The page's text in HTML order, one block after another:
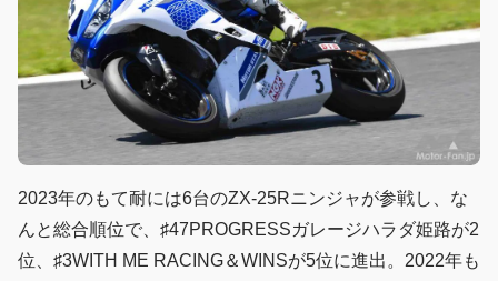
2023年のもて耐には6台のZX-25Rニンジャが参戦し、な
んと総合順位で、♯47PROGRESSガレージハラダ姫路が2
位、♯3WITH ME RACING＆WINSが5位に進出。2022年も